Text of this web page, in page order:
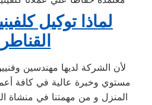
لماذا توكيل
مستوي وخبرة عالية في كافة
المنزل و من مهمتنا في منشاة